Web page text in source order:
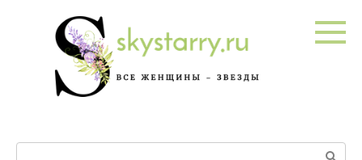
Поиск: